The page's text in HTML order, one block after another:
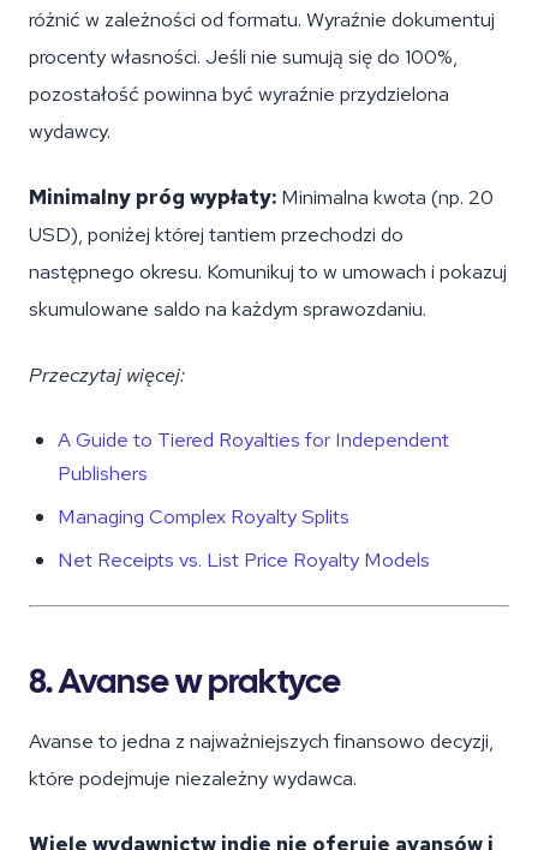
różnić w zależności od formatu. Wyraźnie dokumentuj
procenty własności. Jeśli nie sumują się do 100%,
pozostałość powinna być wyraźnie przydzielona
wydawcy.
Minimalny próg wypłaty: Minimalna kwota (np. 20
USD), poniżej której tantiem przechodzi do
następnego okresu. Komunikuj to w umowach i pokazuj
skumulowane saldo na każdym sprawozdaniu.
Przeczytaj więcej:
A Guide to Tiered Royalties for Independent
Publishers
Managing Complex Royalty Splits
Net Receipts vs. List Price Royalty Models
8. Avanse w praktyce
Avanse to jedna z najważniejszych finansowo decyzji,
które podejmuje niezależny wydawca.
Wiele wydawnictw indie nie oferuje avansów i